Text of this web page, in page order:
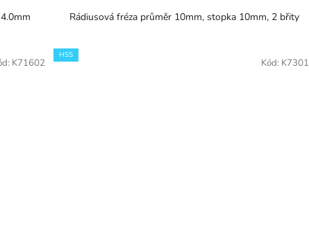
Rádiusová fréza průměr 10mm, stopka 10mm, 2 břity
K71602
HSS
Kód: K7301